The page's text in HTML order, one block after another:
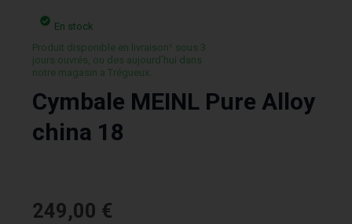
En stock
Produit disponible en livraison¹ sous 3
jours ouvrés, ou des aujourd’hui dans
notre magasin a Trégueux.
Cymbale MEINL Pure Alloy
china 18
249,00 €